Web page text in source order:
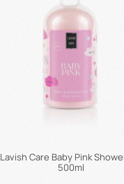
Lavish Care Baby Pink
500ml